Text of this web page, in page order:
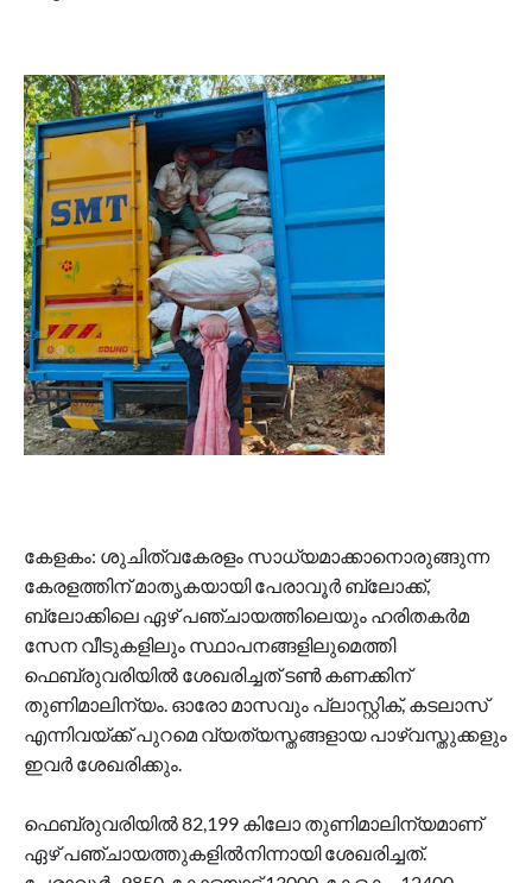
കേളകം: ശുചിത്വകേരളം സാധ്യമാക്കാനൊരുങ്ങുന്ന
കേരളത്തിന് മാതൃകയായി പേരാവൂർ ബ്ലോക്ക്,
ബ്ലോക്കിലെ ഏഴ് പഞ്ചായത്തിലെയും ഹരിതകർമ
സേന വീടുകളിലും സ്ഥാപനങ്ങളിലുമെത്തി
ഫെബ്രുവരിയിൽ ശേഖരിച്ചത് ടൺ കണക്കിന്
തുണിമാലിന്യം. ഓരോ മാസവും പ്ലാസ്റ്റിക്, കടലാസ്
എന്നിവയ്ക്ക് പുറമെ വ്യത്യസ്തങ്ങളായ പാഴ്വസ്തുക്കളും
ഇവർ ശേഖരിക്കും.
ഫെബ്രുവരിയിൽ 82,199 കിലോ തുണിമാലിന്യമാണ്
ഏഴ് പഞ്ചായത്തുകളിൽനിന്നായി ശേഖരിച്ചത്.